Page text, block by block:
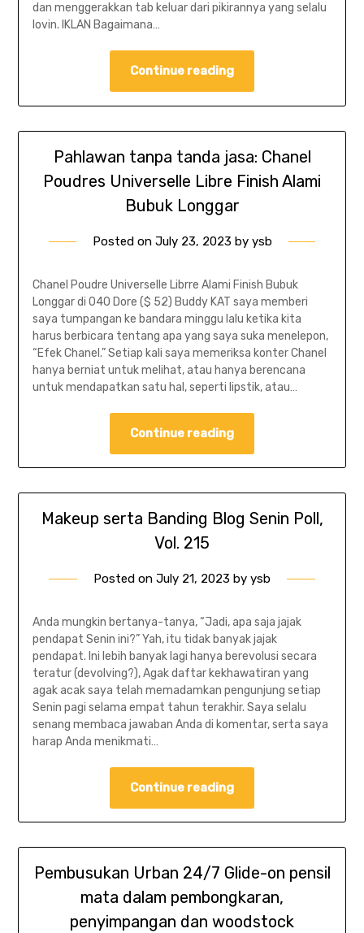
dan menggerakkan tab keluar dari pikirannya yang selalu
lovin. IKLAN Bagaimana…
Continue reading
Pahlawan tanpa tanda jasa: Chanel
Poudres Universelle Libre Finish Alami
Bubuk Longgar
Posted on July 23, 2023 by ysb
Chanel Poudre Universelle Librre Alami Finish Bubuk
Longgar di 040 Dore ($ 52) Buddy KAT saya memberi
saya tumpangan ke bandara minggu lalu ketika kita
harus berbicara tentang apa yang saya suka menelepon,
“Efek Chanel.” Setiap kali saya memeriksa konter Chanel
hanya berniat untuk melihat, atau hanya berencana
untuk mendapatkan satu hal, seperti lipstik, atau…
Continue reading
Makeup serta Banding Blog Senin Poll,
Vol. 215
Posted on July 21, 2023 by ysb
Anda mungkin bertanya-tanya, “Jadi, apa saja jajak
pendapat Senin ini?” Yah, itu tidak banyak jajak
pendapat. Ini lebih banyak lagi hanya berevolusi secara
teratur (devolving?), Agak daftar kekhawatiran yang
agak acak saya telah memadamkan pengunjung setiap
Senin pagi selama empat tahun terakhir. Saya selalu
senang membaca jawaban Anda di komentar, serta saya
harap Anda menikmati…
Continue reading
Pembusukan Urban 24/7 Glide-on pensil
mata dalam pembongkaran,
penyimpangan dan woodstock